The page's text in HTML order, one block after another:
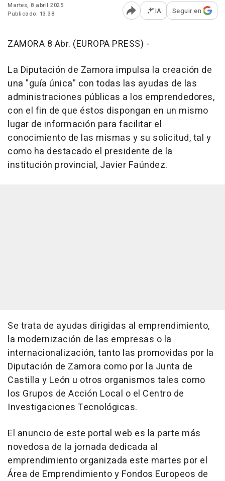
Martes, 8 abril 2025
Publicado: 13:38
Abrir opciones para
IA Seguir en
ZAMORA 8 Abr. (EUROPA PRESS) -
La Diputación de Zamora impulsa la creación de
una "guía única" con todas las ayudas de las
administraciones públicas a los emprendedores,
con el fin de que éstos dispongan en un mismo
lugar de información para facilitar el
conocimiento de las mismas y su solicitud, tal y
como ha destacado el presidente de la
institución provincial, Javier Faúndez.
Se trata de ayudas dirigidas al emprendimiento,
la modernización de las empresas o la
internacionalización, tanto las promovidas por la
Diputación de Zamora como por la Junta de
Castilla y León u otros organismos tales como
los Grupos de Acción Local o el Centro de
Investigaciones Tecnológicas.
El anuncio de este portal web es la parte más
novedosa de la jornada dedicada al
emprendimiento organizada este martes por el
Área de Emprendimiento y Fondos Europeos de